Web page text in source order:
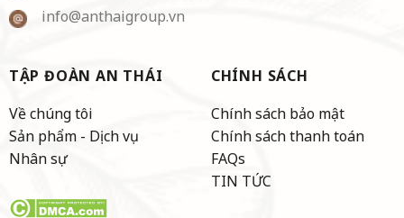
info@anthaigroup.vn
TẬP ĐOÀN AN THÁI
Về chúng tôi
Sản phẩm - Dịch vụ
Nhân sự
CHÍNH SÁCH
Chính sách bảo mật
Chính sách thanh toán
FAQs
TIN TỨC